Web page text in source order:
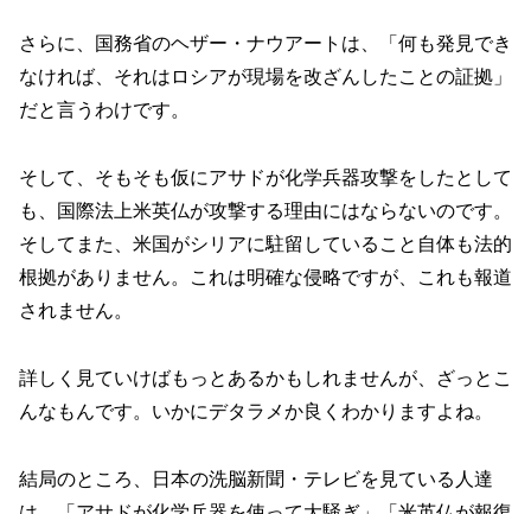
さらに、国務省のヘザー・ナウアートは、「何も発見でき
なければ、それはロシアが現場を改ざんしたことの証拠」
だと言うわけです。
そして、そもそも仮にアサドが化学兵器攻撃をしたとして
も、国際法上米英仏が攻撃する理由にはならないのです。
そしてまた、米国がシリアに駐留していること自体も法的
根拠がありません。これは明確な侵略ですが、これも報道
されません。
詳しく見ていけばもっとあるかもしれませんが、ざっとこ
んなもんです。いかにデタラメか良くわかりますよね。
結局のところ、日本の洗脳新聞・テレビを見ている人達